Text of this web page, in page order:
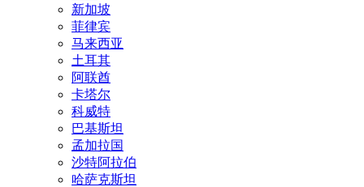
新加坡
菲律宾
马来西亚
土耳其
阿联酋
卡塔尔
科威特
巴基斯坦
孟加拉国
沙特阿拉伯
哈萨克斯坦